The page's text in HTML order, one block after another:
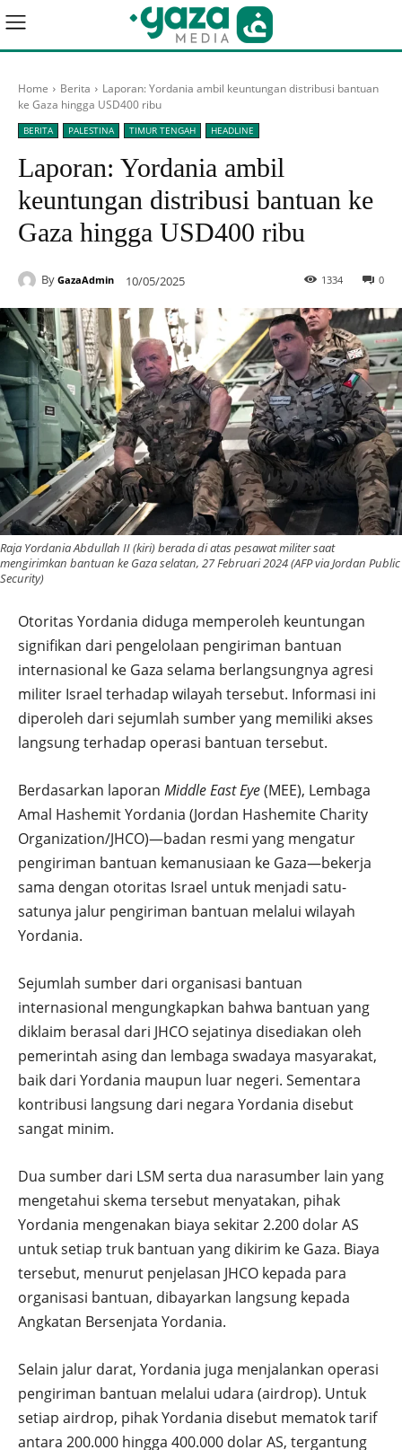
Home Berita
Laporan: Yordania ambil keuntungan distribusi bantuan
ke Gaza hingga USD400 ribu
BERITA PALESTINA TIMUR TENGAH HEADLINE
Laporan: Yordania ambil
keuntungan distribusi bantuan ke
Gaza hingga USD400 ribu
By GazaAdmin 10/05/2025 0
1334
Raja Yordania Abdullah II (kiri) berada di atas pesawat militer saat
mengirimkan bantuan ke Gaza selatan, 27 Februari 2024 (AFP via Jordan Public
Security)
Otoritas Yordania diduga memperoleh keuntungan
signifikan dari pengelolaan pengiriman bantuan
internasional ke Gaza selama berlangsungnya agresi
militer Israel terhadap wilayah tersebut. Informasi ini
diperoleh dari sejumlah sumber yang memiliki akses
langsung terhadap operasi bantuan tersebut.
Berdasarkan laporan Middle East Eye(MEE), Lembaga
Amal Hashemit Yordania (Jordan Hashemite Charity
Organization/JHCO)—badan resmi yang mengatur
pengiriman bantuan kemanusiaan ke Gaza—bekerja
sama dengan otoritas Israel untuk menjadi satu-
satunya jalur pengiriman bantuan melalui wilayah
Yordania.
Sejumlah sumber dari organisasi bantuan
internasional mengungkapkan bahwa bantuan yang
diklaim berasal dari JHCO sejatinya disediakan oleh
pemerintah asing dan lembaga swadaya masyarakat,
baik dari Yordania maupun luar negeri. Sementara
kontribusi langsung dari negara Yordania disebut
sangat minim.
Dua sumber dari LSM serta dua narasumber lain yang
mengetahui skema tersebut menyatakan, pihak
Yordania mengenakan biaya sekitar 2.200 dolar AS
untuk setiap truk bantuan yang dikirim ke Gaza. Biaya
tersebut, menurut penjelasan JHCO kepada para
organisasi bantuan, dibayarkan langsung kepada
Angkatan Bersenjata Yordania.
Selain jalur darat, Yordania juga menjalankan operasi
pengiriman bantuan melalui udara (airdrop). Untuk
setiap airdrop, pihak Yordania disebut mematok tarif
antara 200.000 hingga 400.000 dolar AS, tergantung